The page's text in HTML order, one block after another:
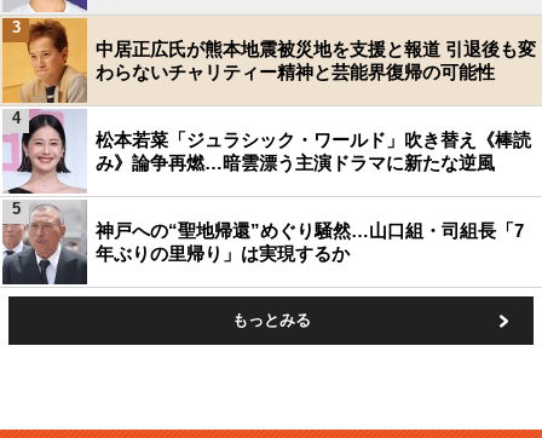
中居正広氏が熊本地震被災地を支援と報道 引退後も変
わらないチャリティー精神と芸能界復帰の可能性
3
松本若菜「ジュラシック・ワールド」吹き替え《棒読
み》論争再燃…暗雲漂う主演ドラマに新たな逆風
4
神戸への“聖地帰還”めぐり騒然…山口組・司組長「7
年ぶりの里帰り」は実現するか
5
もっとみる